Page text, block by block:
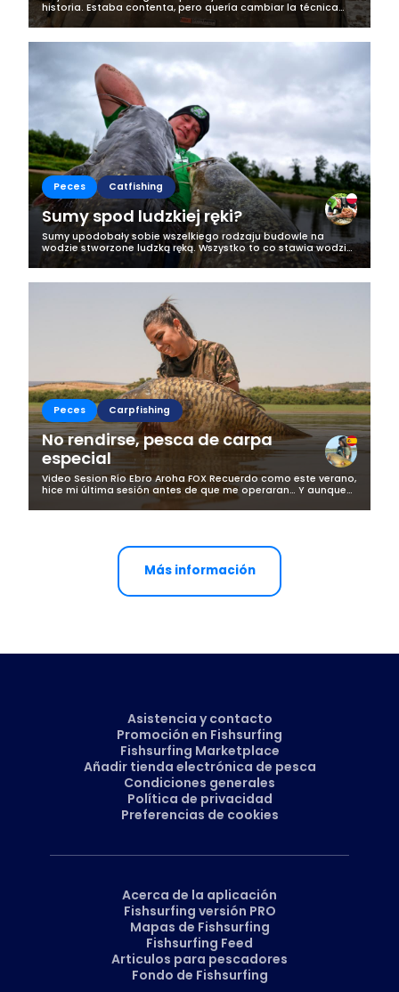
historia. Estaba contenta, pero quería cambiar la técnica
quería más peces. Y decidí cebar más… Recuerdo que
acababa de comer, eran las 3 o...
Peces Catfishing
Sumy spod ludzkiej ręki?
Sumy upodobały sobie wszelkiego rodzaju budowle na
wodzie stworzone ludzką ręką. Wszystko to co stawia wodzie
opór, stwarza hałas przyciąga uwagę ciekawskich sumów.
Mosty są jednymi z najbardziej...
Peces Carpfishing
No rendirse, pesca de carpa
especial
Video Sesion Río Ebro Aroha FOX Recuerdo como este verano,
hice mi última sesión antes de que me operaran… Y aunque
ya llevaba bastante tiempo sin poder pescar en
condiciones, por que mi lesión en...
Más información
Asistencia y contacto
Promoción en Fishsurfing
Fishsurfing Marketplace
Añadir tienda electrónica de pesca
Condiciones generales
Política de privacidad
Preferencias de cookies
Acerca de la aplicación
Fishsurfing versión PRO
Mapas de Fishsurfing
Fishsurfing Feed
Articulos para pescadores
Fondo de Fishsurfing